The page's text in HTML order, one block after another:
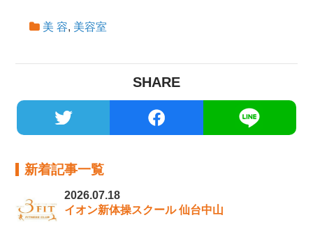
美 容, 美容室
SHARE
新着記事一覧
2026.07.18
イオン新体操スクール 仙台中山